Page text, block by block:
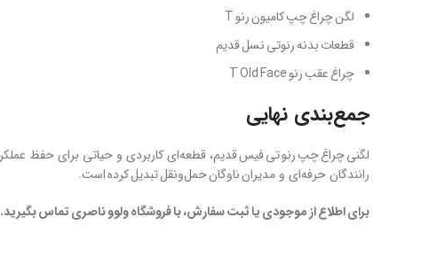
لگن چراغ چپ کامیون رنو T
قطعات بدنه رنوتی نسل قدیم
چراغ عقب رنو T Old Face
جمع‌بندی نهایی
رانندگان حرفه‌ای و مدیران ناوگان حمل‌ونقل تبدیل کرده است.
برای اطلاع از موجودی یا ثبت سفارش، با فروشگاه ولوو ناصری تماس بگیرید.